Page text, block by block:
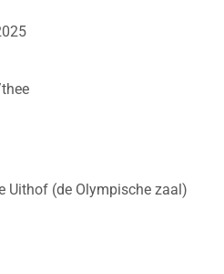
Uithof (de Olympische zaal)